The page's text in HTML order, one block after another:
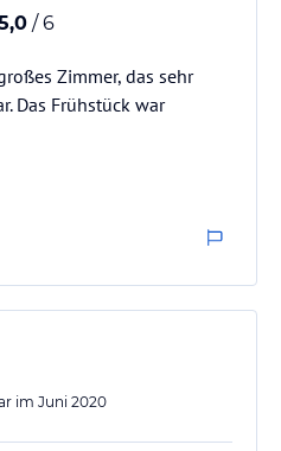
/ 6
Zimmer, das sehr
Das Frühstück war
im Juni 2020